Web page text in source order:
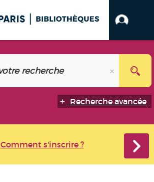
Recherche avancée
Comment s'inscrire ?